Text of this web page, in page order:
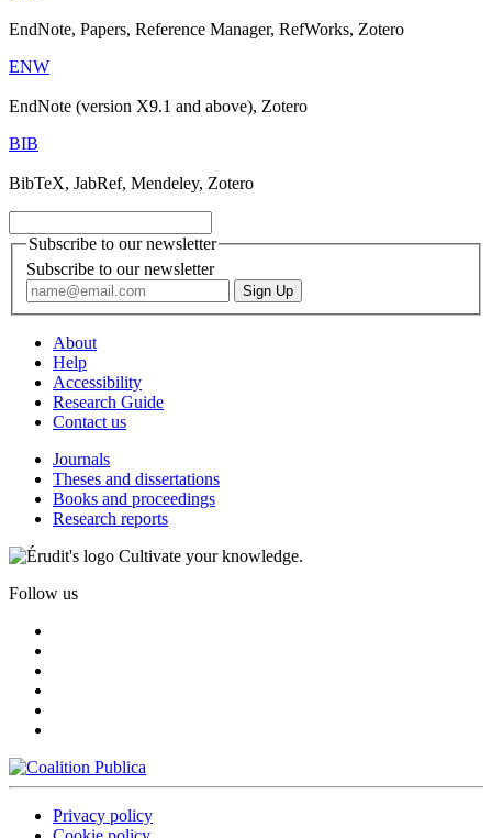
EndNote, Papers, Reference Manager, RefWorks, Zotero
ENW
EndNote (version X9.1 and above), Zotero
BIB
BibTeX, JabRef, Mendeley, Zotero
Subscribe to our newsletter
Subscribe to our newsletter
About
Help
Accessibility
Research Guide
Contact us
Journals
Theses and dissertations
Books and proceedings
Research reports
Cultivate your knowledge.
Follow us
Privacy policy